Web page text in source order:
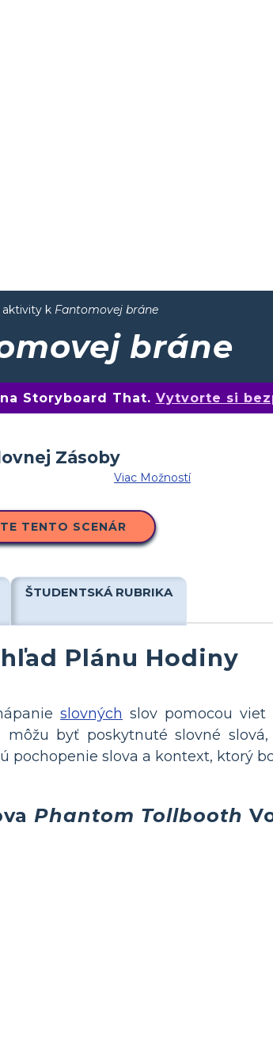
aktivity k Fantomovej bráne
bráne
Storyboard That. Vytvorte si
Viac Možností
TENTO SCENÁR
ŠTUDENTSKÁ RUBRIKA
Plánu Hodiny
slovných slov pomocou
byť poskytnuté slovné
pochopenie slova a kontext, ktorý
Phantom Tollbooth